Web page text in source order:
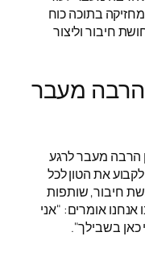
בתוכה כוח
חיבור וליצור
הרבה מעבר
הרבה מעבר לרגע
את הטון לכל
חיבור, שותפות
אומרים: "אני
בשבילך".